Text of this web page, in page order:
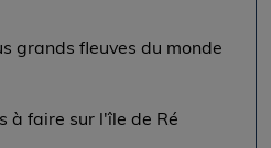
grands fleuves du monde
à faire sur l'île de Ré